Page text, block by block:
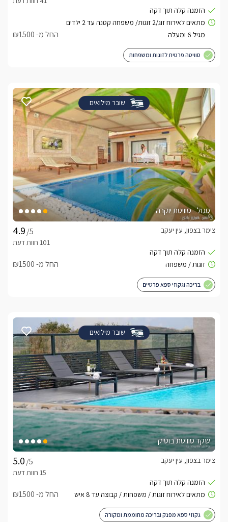
החל מ- ₪1500
סוויטה פרטית לזוגות ומשפחות
שובר מילואים
סגול - סוויטת יוקרה
/5
צימר בצפון, עין יעקב
החל מ- ₪1500
בריכה וגקוזי ספא פרטיים
שובר מילואים
שקד סוויטת בוטיק
/5
צימר בצפון, עין יעקב
החל מ- ₪1500
גקוזי ספא מפנק ובריכה מחוממת ומקורה